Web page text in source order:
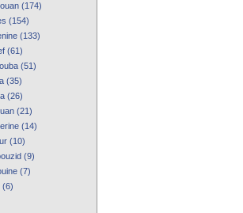
(174)
(154)
(133)
(61)
(51)
(35)
(26)
(21)
(14)
(10)
(9)
(7)
(6)